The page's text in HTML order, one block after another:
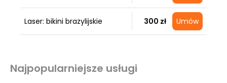
Laser: bikini brazylijskie 300 zł Umów
Najpopularniejsze usługi